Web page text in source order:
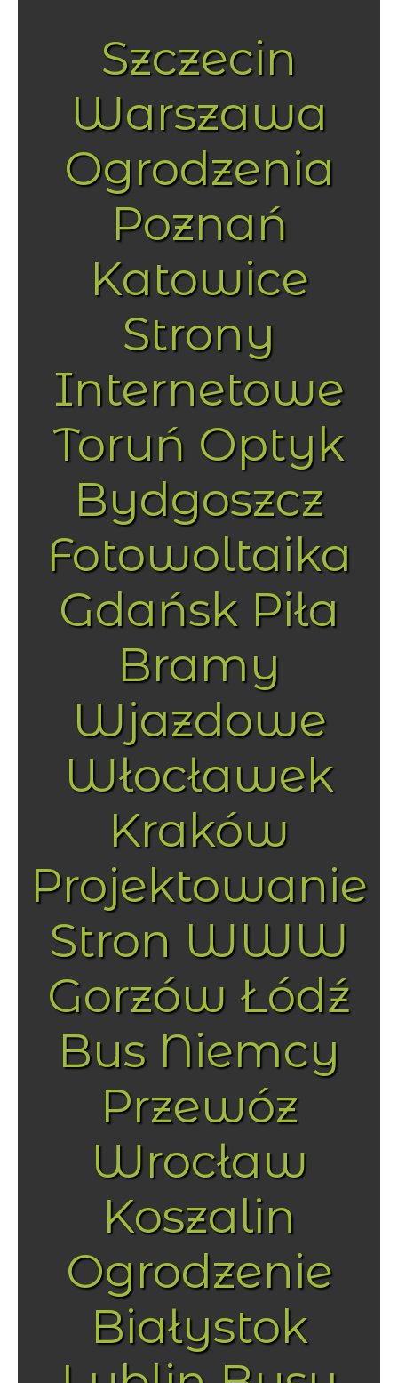
Szczecin
Warszawa
Ogrodzenia
Poznań
Katowice
Strony
Internetowe
Toruń Optyk
Bydgoszcz
Fotowoltaika
Gdańsk Piła
Bramy
Wjazdowe
Włocławek
Kraków
Projektowanie
Stron WWW
Gorzów Łódź
Bus Niemcy
Przewóz
Wrocław
Koszalin
Ogrodzenie
Białystok